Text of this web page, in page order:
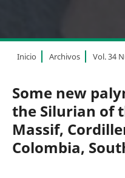
Inicio Archivos Vol. 34
Some new
the Silurian of
Massif,
Colombia,